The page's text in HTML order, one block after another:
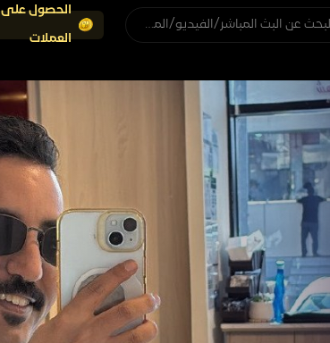
البحث عن البث المباشر/الفيديو/المستخدم
الحصول على
العملات